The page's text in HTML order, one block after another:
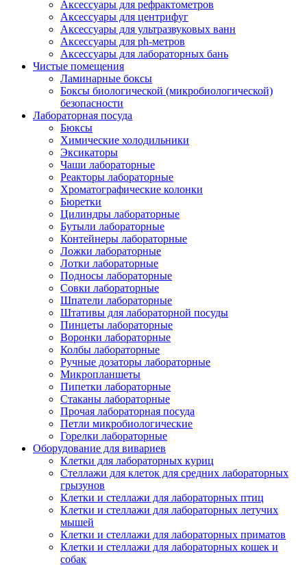
Аксессуары для рефрактометров
Аксессуары для центрифуг
Аксессуары для ультразвуковых ванн
Аксессуары для ph-метров
Аксессуары для лабораторных бань
Чистые помещения
Ламинарные боксы
Боксы биологической (микробиологической)
безопасности
Лабораторная посуда
Бюксы
Химические холодильники
Эксикаторы
Чаши лабораторные
Реакторы лабораторные
Хроматографические колонки
Бюретки
Цилиндры лабораторные
Бутыли лабораторные
Контейнеры лабораторные
Ложки лабораторные
Лотки лабораторные
Подносы лабораторные
Совки лабораторные
Шпатели лабораторные
Штативы для лабораторной посуды
Пинцеты лабораторные
Воронки лабораторные
Колбы лабораторные
Ручные дозаторы лабораторные
Микропланшеты
Пипетки лабораторные
Стаканы лабораторные
Прочая лабораторная посуда
Петли микробиологические
Горелки лабораторные
Оборудование для вивариев
Клетки для лабораторных куриц
Стеллажи для клеток для средних лабораторных
грызунов
Клетки и стеллажи для лабораторных птиц
Клетки и стеллажи для лабораторных летучих
мышей
Клетки и стеллажи для лабораторных приматов
Клетки и стеллажи для лабораторных кошек и
собак